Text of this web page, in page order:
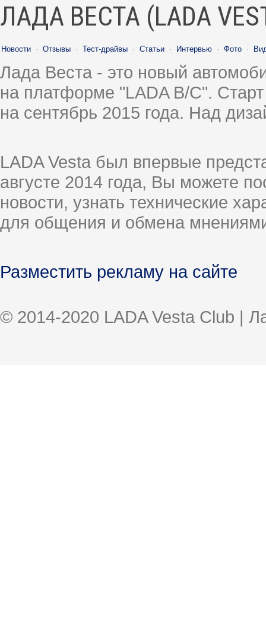
ЛАДА ВЕСТА (LADA
Новости · Отзывы · Тест-драйвы · Статьи · Интервью · Фото ·
Лада Веста - это новый
на платформе "LADA B/C".
на сентябрь 2015 года. Над
LADA Vesta был впервые
августе 2014 года, Вы можете
новости, узнать технические
для общения и обмена
Разместить рекламу на сайте
© 2014-2020 LADA Vesta Club |